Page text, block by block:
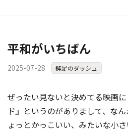
平和がいちばん
2025-07-28 鈍足のダッシュ
ぜったい見ないと決めてる映画
ド』というのがありまして、な
ょっとかっこいい、みたいな小